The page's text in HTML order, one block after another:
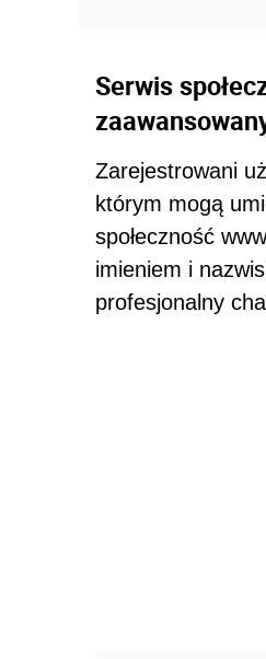
Serwis
Zarejestrowani
którym mogą
społeczność
imieniem i
profesjonalny